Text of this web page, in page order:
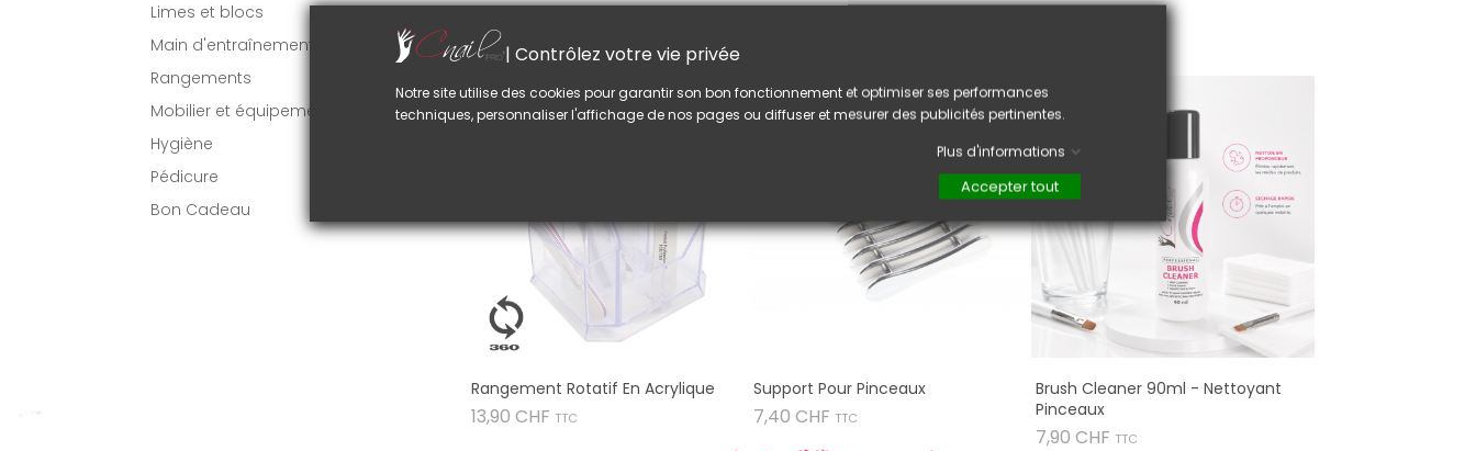
Limes et blocs
Main d'entraînement
Rangements
Mobilier et équipement
Hygiène
Pédicure
Bon Cadeau
VOUS AIMEREZ AUSSI
Rangement Rotatif En Acrylique
13,90 CHF Prix
TTC
Support Pour Pinceaux
7,40 CHF Prix
TTC
Brush Cleaner 90ml - Nettoyant
Pinceaux
7,90 CHF Prix
TTC
| Contrôlez votre vie privée
Notre site utilise des cookies pour garantir son bon fonctionnement et optimiser ses performances
techniques, personnaliser l'affichage de nos pages ou diffuser et mesurer des publicités pertinentes.
Plus d'informations
Accepter tout